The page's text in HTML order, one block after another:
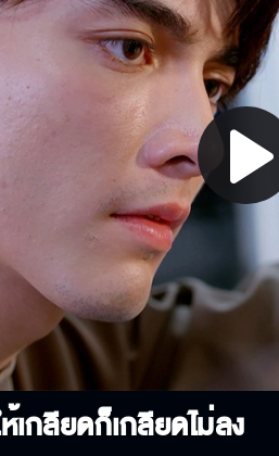
Play
Video
เกลียดก็เกลียดไม่ลง